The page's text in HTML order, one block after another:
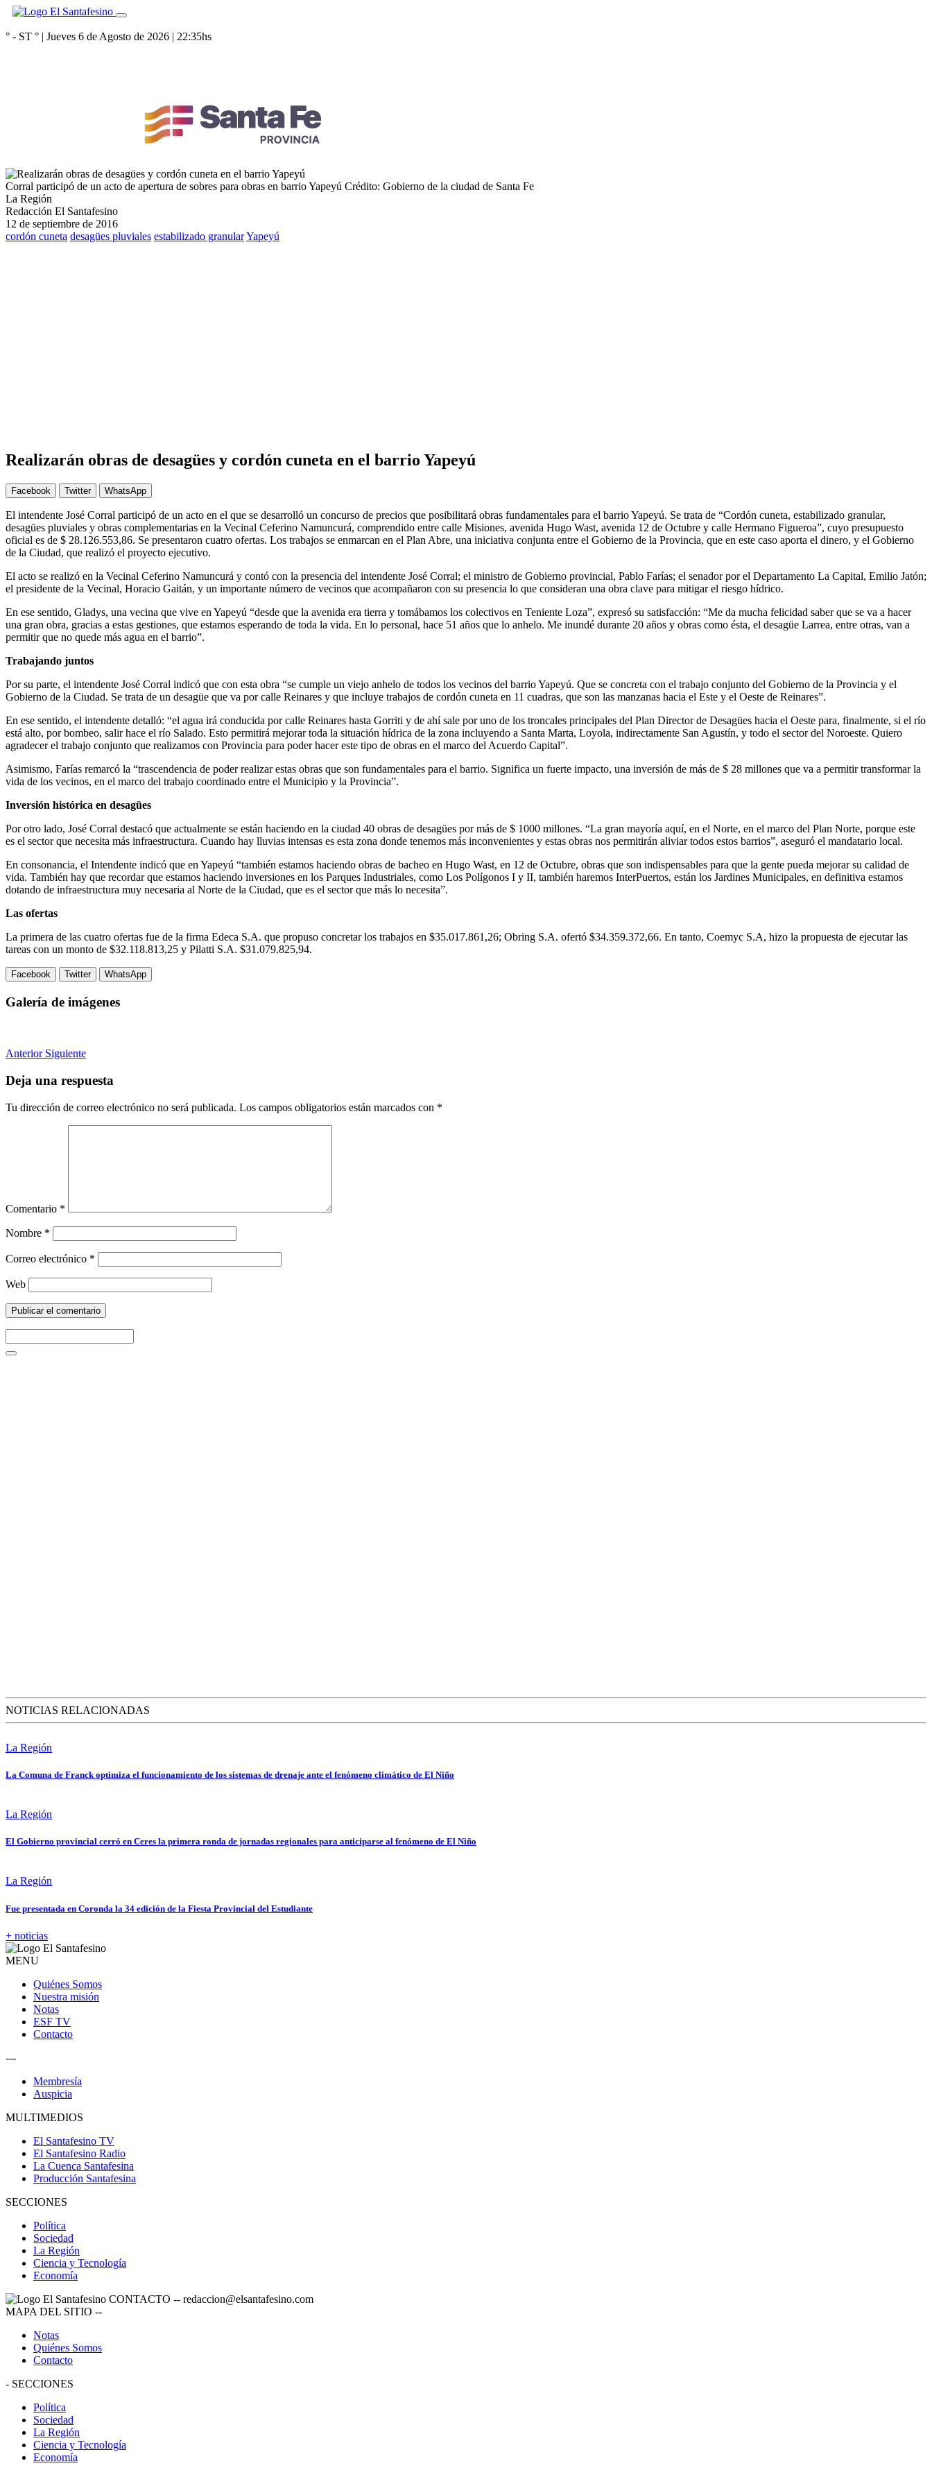
° - ST ° | Jueves 6 de Agosto de 2026 | 22:35hs
Corral participó de un acto de apertura de sobres para obras en barrio Yapeyú Crédito: Gobierno de la ciudad de Santa Fe
La Región
Redacción El Santafesino
12 de septiembre de 2016
cordón cuneta desagües pluviales estabilizado granularYapeyú
Realizarán obras de desagües y cordón cuneta en el barrio Yapeyú
Facebook Twitter WhatsApp
El intendente José Corral participó de un acto en el que se desarrolló un concurso de precios que posibilitará obras fundamentales para el barrio Yapeyú. Se trata de “Cordón cuneta, estabilizado granular,
desagües pluviales y obras complementarias en la Vecinal Ceferino Namuncurá, comprendido entre calle Misiones, avenida Hugo Wast, avenida 12 de Octubre y calle Hermano Figueroa”, cuyo presupuesto
oficial es de $ 28.126.553,86. Se presentaron cuatro ofertas. Los trabajos se enmarcan en el Plan Abre, una iniciativa conjunta entre el Gobierno de la Provincia, que en este caso aporta el dinero, y el Gobierno
de la Ciudad, que realizó el proyecto ejecutivo.
El acto se realizó en la Vecinal Ceferino Namuncurá y contó con la presencia del intendente José Corral; el ministro de Gobierno provincial, Pablo Farías; el senador por el Departamento La Capital, Emilio Jatón;
el presidente de la Vecinal, Horacio Gaitán, y un importante número de vecinos que acompañaron con su presencia lo que consideran una obra clave para mitigar el riesgo hídrico.
En ese sentido, Gladys, una vecina que vive en Yapeyú “desde que la avenida era tierra y tomábamos los colectivos en Teniente Loza”, expresó su satisfacción: “Me da mucha felicidad saber que se va a hacer
una gran obra, gracias a estas gestiones, que estamos esperando de toda la vida. En lo personal, hace 51 años que lo anhelo. Me inundé durante 20 años y obras como ésta, el desagüe Larrea, entre otras, van a
permitir que no quede más agua en el barrio”.
Trabajando juntos
Por su parte, el intendente José Corral indicó que con esta obra “se cumple un viejo anhelo de todos los vecinos del barrio Yapeyú. Que se concreta con el trabajo conjunto del Gobierno de la Provincia y el
Gobierno de la Ciudad. Se trata de un desagüe que va por calle Reinares y que incluye trabajos de cordón cuneta en 11 cuadras, que son las manzanas hacia el Este y el Oeste de Reinares”.
En ese sentido, el intendente detalló: “el agua irá conducida por calle Reinares hasta Gorriti y de ahí sale por uno de los troncales principales del Plan Director de Desagües hacia el Oeste para, finalmente, si el río
está alto, por bombeo, salir hace el río Salado. Esto permitirá mejorar toda la situación hídrica de la zona incluyendo a Santa Marta, Loyola, indirectamente San Agustín, y todo el sector del Noroeste. Quiero
agradecer el trabajo conjunto que realizamos con Provincia para poder hacer este tipo de obras en el marco del Acuerdo Capital”.
Asimismo, Farías remarcó la “trascendencia de poder realizar estas obras que son fundamentales para el barrio. Significa un fuerte impacto, una inversión de más de $ 28 millones que va a permitir transformar la
vida de los vecinos, en el marco del trabajo coordinado entre el Municipio y la Provincia”.
Inversión histórica en desagües
Por otro lado, José Corral destacó que actualmente se están haciendo en la ciudad 40 obras de desagües por más de $ 1000 millones. “La gran mayoría aquí, en el Norte, en el marco del Plan Norte, porque este
es el sector que necesita más infraestructura. Cuando hay lluvias intensas es esta zona donde tenemos más inconvenientes y estas obras nos permitirán aliviar todos estos barrios”, aseguró el mandatario local.
En consonancia, el Intendente indicó que en Yapeyú “también estamos haciendo obras de bacheo en Hugo Wast, en 12 de Octubre, obras que son indispensables para que la gente pueda mejorar su calidad de
vida. También hay que recordar que estamos haciendo inversiones en los Parques Industriales, como Los Polígonos I y II, también haremos InterPuertos, están los Jardines Municipales, en definitiva estamos
dotando de infraestructura muy necesaria al Norte de la Ciudad, que es el sector que más lo necesita”.
Las ofertas
La primera de las cuatro ofertas fue de la firma Edeca S.A. que propuso concretar los trabajos en $35.017.861,26; Obring S.A. ofertó $34.359.372,66. En tanto, Coemyc S.A, hizo la propuesta de ejecutar las
tareas con un monto de $32.118.813,25 y Pilatti S.A. $31.079.825,94.
Facebook Twitter WhatsApp
Galería de imágenes
Anterior Siguiente
Deja una respuesta
Tu dirección de correo electrónico no será publicada. Los campos obligatorios están marcados con *
Comentario *
Nombre *
Correo electrónico *
Web
NOTICIAS RELACIONADAS
La Región
La Comuna de Franck optimiza el funcionamiento de los sistemas de drenaje ante el fenómeno climático de El Niño
La Región
El Gobierno provincial cerró en Ceres la primera ronda de jornadas regionales para anticiparse al fenómeno de El Niño
La Región
Fue presentada en Coronda la 34 edición de la Fiesta Provincial del Estudiante
+ noticias
MENU
Quiénes Somos
Nuestra misión
Notas
ESF TV
Contacto
---
Membresía
Auspicia
MULTIMEDIOS
El Santafesino TV
El Santafesino Radio
La Cuenca Santafesina
Producción Santafesina
SECCIONES
Política
Sociedad
La Región
Ciencia y Tecnología
Economía
CONTACTO -- redaccion@elsantafesino.com
MAPA DEL SITIO --
Notas
Quiénes Somos
Contacto
- SECCIONES
Política
Sociedad
La Región
Ciencia y Tecnología
Economía